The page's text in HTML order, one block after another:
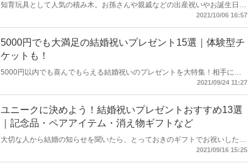
知育玩具として人気の積み木。お孫さんや親戚などの出産祝いやお誕生日の
お祝いに国産の積み木セットをプレゼントしませんか。日本製の積み木は上
です。また赤ちゃんが舐めてしまっても安全な塗料が使われているのも安心
です。この記事を参考にしてぜひ、素敵な国産の積み木を見つけてください
ね。
2021/10/06 16:57
5000円でも大満足の結婚祝いプレゼント15選｜体験型チ
ケットも！
5000円以内でも喜んでもらえる結婚祝いのプレゼントを大特集！相手に気
を使わせすぎず、かつもらってうれしくなるセンス抜群のアイテムを厳選し
ださいね。
2021/09/24 11:27
ユニークに決めよう！結婚祝いプレゼントおすすめ13選
｜記念品・ペアアイテム・消え物ギフトなど
大切な人から結婚の知らせを聞いたら、とっておきのギフトでお祝いしたい
ものですよね。でも、いざお祝いの品を選び始めると、どれもイマイチピン
2021/09/16 15:25